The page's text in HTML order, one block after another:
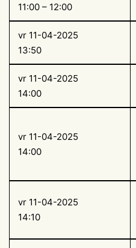
11:00 – 12:00
vr 11-04-2025
13:50
vr 11-04-2025
14:00
vr 11-04-2025
14:00
vr 11-04-2025
14:10